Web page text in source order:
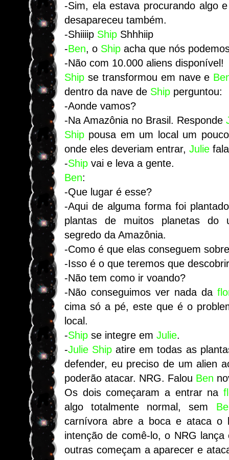
-Sim, ela estava procurando algo
desapareceu também.
-Shiiiip Ship Shhhiip
-Ben, o Ship acha que nós
-Não com 10.000 aliens disponível!
Ship se transformou em nave e
dentro da nave de Ship perguntou:
-Aonde vamos?
-Na Amazônia no Brasil. Responde
Ship pousa em um local um
onde eles deveriam entrar, Julie
-Ship vai e leva a gente.
Ben:
-Que lugar é esse?
-Aqui de alguma forma foi
plantas de muitos planetas do
segredo da Amazônia.
-Como é que elas conseguem
-Isso é o que teremos que
-Não tem como ir voando?
-Não conseguimos ver nada da
cima só a pé, este que é o
local.
-Ship se integre em Julie.
-Julie Ship atire em todas as
defender, eu preciso de um alien
poderão atacar. NRG. Falou Ben
Os dois começaram a entrar na
algo totalmente normal, sem
carnívora abre a boca e ataca o
intenção de comê-lo, o NRG lança
outras começam a aparecer e